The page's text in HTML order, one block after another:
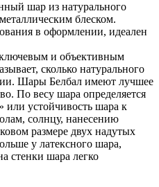
шар из натурального
блеском.
в оформлении, идеален
ключевым и объективным
сколько натурального
Шары Белбал имеют лучшее
По весу шара определяется
или устойчивость шара к
солнцу, нанесению
размере двух надутых
у латексного шара,
стенки шара легко